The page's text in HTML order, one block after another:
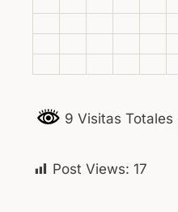
9 Visitas Totales
Post Views: 17